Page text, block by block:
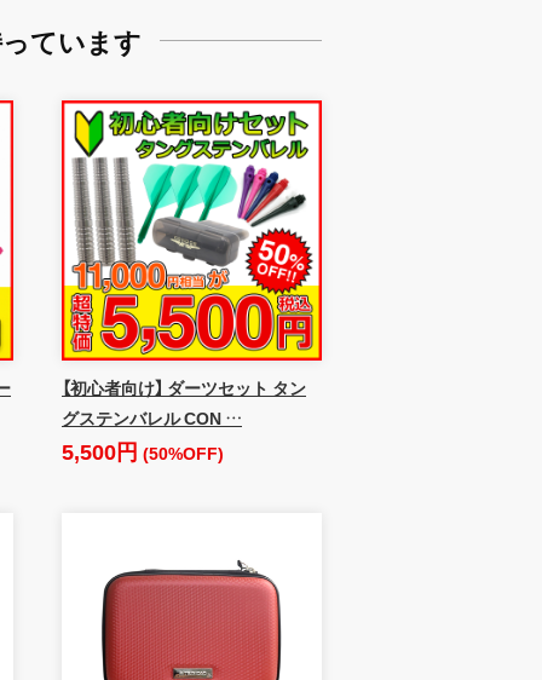
ています
【初心者向け】 ダーツセット タン
グステンバレル CON …
5,500円 (50%OFF)